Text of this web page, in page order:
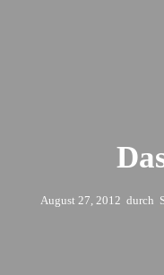
August 27, 2012 durch